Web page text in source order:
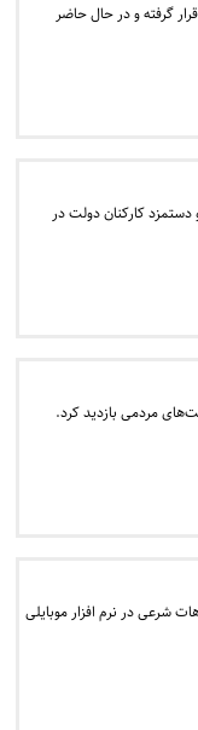
گرفته و در حال حاضر
کارکنان دولت در
مردمی بازدید کرد.
شرعی در نرم افزار موبایلی